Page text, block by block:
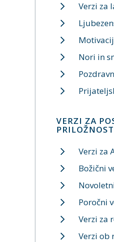
Verzi za
Nori in
VERZI ZA
Verzi za
Božični
Poročni
Verzi za
Verzi ob